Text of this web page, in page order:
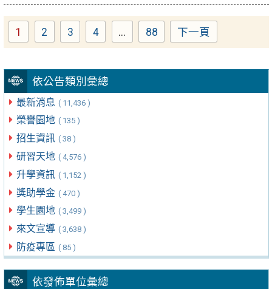
依公告類別彙總
最新消息 ( 11,436 )
榮譽園地 ( 135 )
招生資訊 ( 38 )
研習天地 ( 4,576 )
升學資訊 ( 1,152 )
獎助學金 ( 470 )
學生園地 ( 3,499 )
來文宣導 ( 3,638 )
防疫專區 ( 85 )
依發佈單位彙總
Page
1 Page
2 Page
3 Page
4 ... Page
88 下一頁